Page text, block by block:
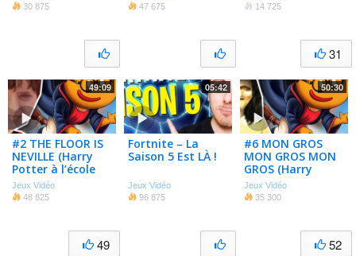
30 875
47 675
14 725
31
49:09
#2 THE FLOOR IS
NEVILLE (Harry
Potter à l’école
des sorciers PS1)
Jeux Vidéo
48 825
49
05:42
Fortnite – La
Saison 5 Est LÀ !
Jeux Vidéo
96 875
50:30
#6 MON GROS
MON GROS MON
GROS (Harry
Potter à l’école
des sorciers PS1)
Jeux Vidéo
35 300
52